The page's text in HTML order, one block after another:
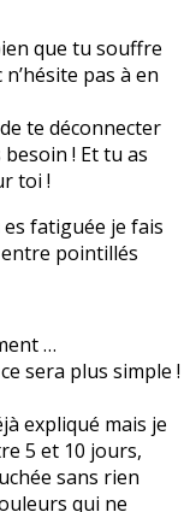
que tu souffre
pas à en
te déconnecter
besoin ! Et tu as
toi !
es fatiguée je fais
pointillés
…
sera plus simple !
expliqué mais je
5 et 10 jours,
sans rien
qui ne